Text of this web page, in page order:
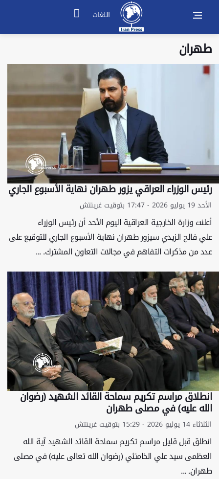
اللغات
طهران
رئيس الوزراء العراقي يزور طهران نهاية الأسبوع الجاري
الأحد 19 يوليو 2026 - 17:47 بتوقيت غرينتش
أعلنت وزارة الخارجية العراقية اليوم الأحد أن رئيس الوزراء
علي فالح الزيدي سيزور طهران نهاية الأسبوع الجاري للتوقيع على
عدد من مذكرات التفاهم في مجالات التعاون المشترك. ...
انطلاق مراسم تكريم سماحة القائد الشهيد (رضوان
الله عليه) في مصلى طهران
الثلاثاء 14 يوليو 2026 - 15:29 بتوقيت غرينتش
انطلق قبل قليل مراسم تكريم سماحة القائد الشهيد آية الله
العظمى سيد علي الخامنئي (رضوان الله تعالى عليه) في مصلى
طهران. ...